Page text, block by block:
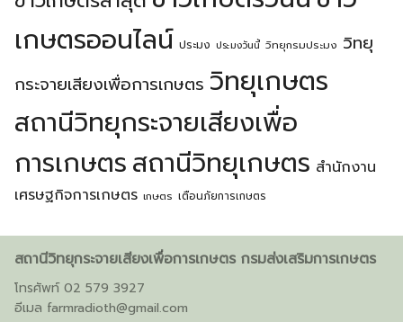
เกษตรออนไลน์ ประมง ประมงวันนี้ วิทยุกรมประมง วิทยุ
กระจายเสียงเพื่อการเกษตร วิทยุเกษตร
สถานีวิทยุกระจายเสียงเพื่อ
การเกษตรสถานีวิทยุเกษตร สำนักงาน
เศรษฐกิจการเกษตร เกษตร เตือนภัยการเกษตร
สถานีวิทยุกระจายเสียงเพื่อการเกษตร กรมส่งเสริมการเกษตร
โทรศัพท์ 02 579 3927
อีเมล farmradioth@gmail.com